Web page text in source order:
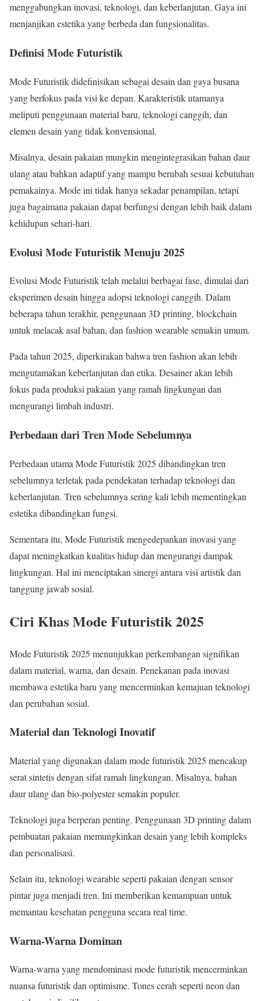
menggabungkan inovasi, teknologi, dan keberlanjutan. Gaya ini
menjanjikan estetika yang berbeda dan fungsionalitas.
Definisi Mode Futuristik
Mode Futuristik didefinisikan sebagai desain dan gaya busana
yang berfokus pada visi ke depan. Karakteristik utamanya
meliputi penggunaan material baru, teknologi canggih, dan
elemen desain yang tidak konvensional.
Misalnya, desain pakaian mungkin mengintegrasikan bahan daur
ulang atau bahkan adaptif yang mampu berubah sesuai kebutuhan
pemakainya. Mode ini tidak hanya sekadar penampilan, tetapi
juga bagaimana pakaian dapat berfungsi dengan lebih baik dalam
kehidupan sehari-hari.
Evolusi Mode Futuristik Menuju 2025
Evolusi Mode Futuristik telah melalui berbagai fase, dimulai dari
eksperimen desain hingga adopsi teknologi canggih. Dalam
beberapa tahun terakhir, penggunaan 3D printing, blockchain
untuk melacak asal bahan, dan fashion wearable semakin umum.
Pada tahun 2025, diperkirakan bahwa tren fashion akan lebih
mengutamakan keberlanjutan dan etika. Desainer akan lebih
fokus pada produksi pakaian yang ramah lingkungan dan
mengurangi limbah industri.
Perbedaan dari Tren Mode Sebelumnya
Perbedaan utama Mode Futuristik 2025 dibandingkan tren
sebelumnya terletak pada pendekatan terhadap teknologi dan
keberlanjutan. Tren sebelumnya sering kali lebih mementingkan
estetika dibandingkan fungsi.
Sementara itu, Mode Futuristik mengedepankan inovasi yang
dapat meningkatkan kualitas hidup dan mengurangi dampak
lingkungan. Hal ini menciptakan sinergi antara visi artistik dan
tanggung jawab sosial.
Ciri Khas Mode Futuristik 2025
Mode Futuristik 2025 menunjukkan perkembangan signifikan
dalam material, warna, dan desain. Penekanan pada inovasi
membawa estetika baru yang mencerminkan kemajuan teknologi
dan perubahan sosial.
Material dan Teknologi Inovatif
Material yang digunakan dalam mode futuristik 2025 mencakup
serat sintetis dengan sifat ramah lingkungan. Misalnya, bahan
daur ulang dan bio-polyester semakin populer.
Teknologi juga berperan penting. Penggunaan 3D printing dalam
pembuatan pakaian memungkinkan desain yang lebih kompleks
dan personalisasi.
Selain itu, teknologi wearable seperti pakaian dengan sensor
pintar juga menjadi tren. Ini memberikan kemampuan untuk
memantau kesehatan pengguna secara real time.
Warna-Warna Dominan
Warna-warna yang mendominasi mode futuristik mencerminkan
nuansa futuristik dan optimisme. Tones cerah seperti neon dan